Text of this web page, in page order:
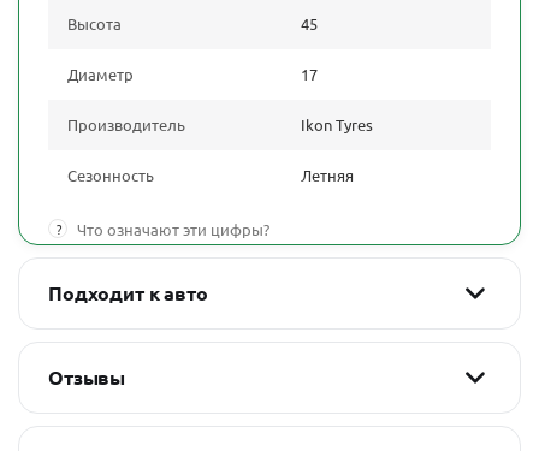
Высота 45
Диаметр 17
Производитель Ikon Tyres
Сезонность Летняя
? Что означают эти цифры?
Подходит к авто
Отзывы